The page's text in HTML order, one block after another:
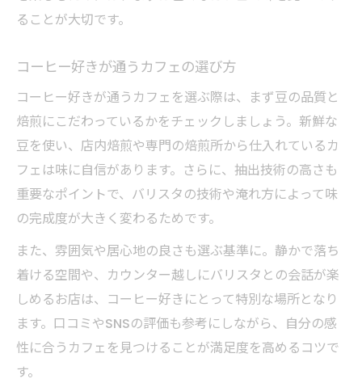
ることが大切です。
コーヒー好きが通うカフェの選び方
コーヒー好きが通うカフェを選ぶ際は、まず豆の品質と
焙煎にこだわっているかをチェックしましょう。新鮮な
豆を使い、店内焙煎や専門の焙煎所から仕入れているカ
フェは味に自信があります。さらに、抽出技術の高さも
重要なポイントで、バリスタの技術や淹れ方によって味
の完成度が大きく変わるためです。
また、雰囲気や居心地の良さも選ぶ基準に。静かで落ち
着ける空間や、カウンター越しにバリスタとの会話が楽
しめるお店は、コーヒー好きにとって特別な場所となり
ます。口コミやSNSの評価も参考にしながら、自分の感
性に合うカフェを見つけることが満足度を高めるコツで
す。